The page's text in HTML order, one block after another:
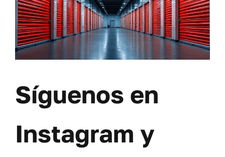
Síguenos en
Instagram y